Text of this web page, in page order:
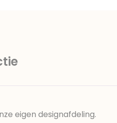
eigen designafdeling.